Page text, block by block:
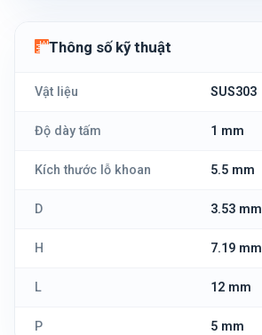
Thông số kỹ thuật
Vật liệu SUS303
Độ dày tấm 1 mm
Kích thước lỗ khoan 5.5 mm
D 3.53 mm
H 7.19 mm
L 12 mm
P 5 mm